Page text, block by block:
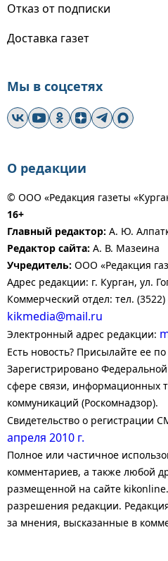
Отказ от подписки
Доставка газет
Мы в соцсетях
О редакции
© ООО «Редакция газеты
16+
Главный редактор: А. Ю.
Редактор сайта: А. В. Мазеина
Учредитель: ООО «Редакция
Адрес редакции: г. Курган, ул.
Коммерческий отдел: тел.
kikmedia@mail.ru
Электронный адрес редакции:
Есть новость? Присылайте ее по
Зарегистрировано
сфере связи, информационных
коммуникаций (Роскомнадзор).
Свидетельство о регистрации
апреля 2010 г.
Полное или частичное
комментариев, а также любой
размещенной на сайте
разрешения редакции.
за мнения, высказанные в